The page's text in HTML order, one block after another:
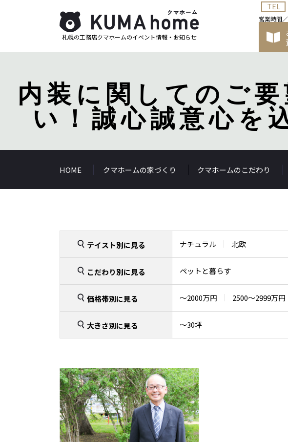
札幌の工務店クマホームのイベント情報・お知らせ
TEL
営業時間
内装に関してのご
い！誠心誠意心を
HOME クマホームの家づくり クマホームのこだわり
テイスト別に見る ナチュラル 北欧
こだわり別に見る ペットと暮らす
価格帯別に見る 〜2000万円 2500〜2999万円
大きさ別に見る 〜30坪